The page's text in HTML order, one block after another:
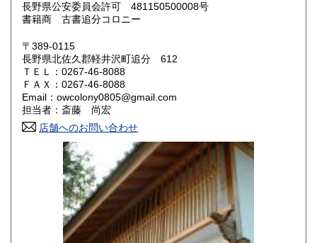
鳥取県 330円 島根県
岡山県
山口県 330円
香川県 330円 愛媛県
高知県 330円
330円 長崎県
330円 大分県
330円 鹿児島県
長野県公安委員会許可 481150500008号
書籍商 古書追分コロニー
〒389-0115
長野県北佐久郡軽井沢町追分 612
ＴＥＬ：0267-46-8088
ＦＡＸ：0267-46-8088
Email：owcolony0805@gmail.com
担当者：斎藤 尚宏
店舗へのお問い合わせ